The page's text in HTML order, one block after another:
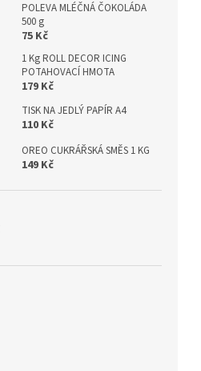
POLEVA MLÉČNÁ ČOKOLÁDA
500 g
75 Kč
1 Kg ROLL DECOR ICING
POTAHOVACÍ HMOTA
179 Kč
TISK NA JEDLÝ PAPÍR A4
110 Kč
OREO CUKRÁŘSKÁ SMĚS 1 KG
149 Kč